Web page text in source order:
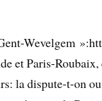
Wevelgem
et Paris-
la dispute-t-on